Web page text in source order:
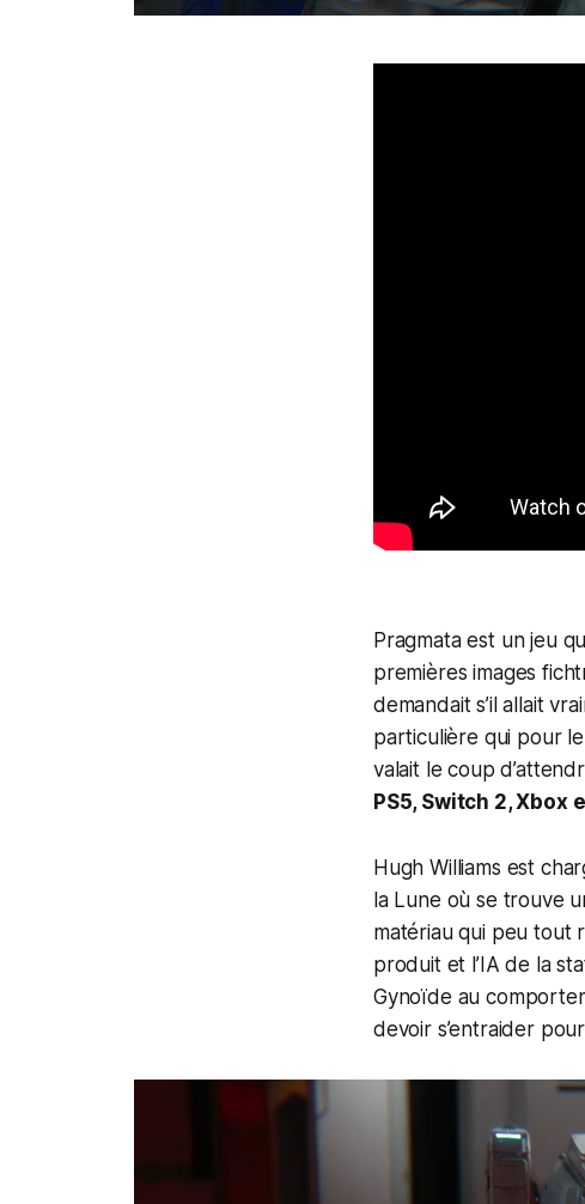
Pragmataest un jeu
premières images
demandait s’il allait
particulière qui pour
valait le coup
PS5, Switch 2, Xbox
Hugh Williams est
la Lune où se trouve
matériau qui peu tout
produit et l’IA de la
Gynoïde au
devoir s’entraider